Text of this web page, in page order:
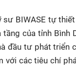
BIWASE tự
của tỉnh
đầu tư phát triển
các tiêu chí